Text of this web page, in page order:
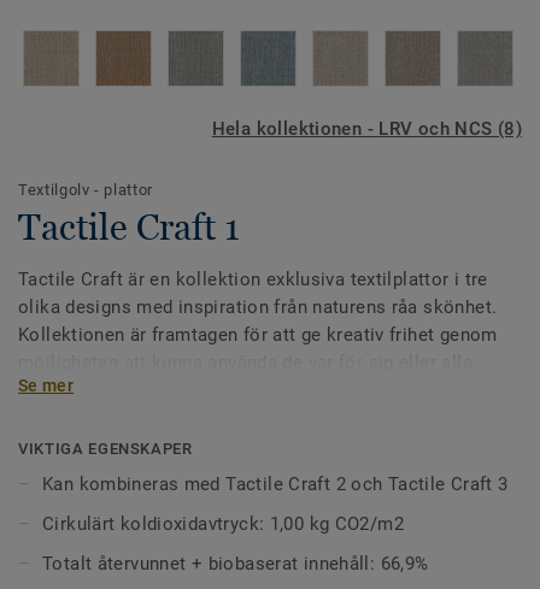
Hela kollektionen - LRV och NCS (8)
Textilgolv - plattor
Tactile Craft 1
Tactile Craft är en kollektion exklusiva textilplattor i tre
olika designs med inspiration från naturens råa skönhet.
Kollektionen är framtagen för att ge kreativ frihet genom
tillsammans. Skapa sömlösa övergångar på golvet i
designs.
Tactile Craft 1 har ett subtilt oregelbundet mönster och
finns i 8 ljusa, rofyllda nyanser.
Kollektionen levereras som standard med vår nya,
Se mer
VIKTIGA EGENSKAPER
Kan kombineras med Tactile Craft 2 och Tactile Craft 3
Cirkulärt koldioxidavtryck: 1,00 kg CO2/m2
Totalt återvunnet + biobaserat innehåll: 66,9%